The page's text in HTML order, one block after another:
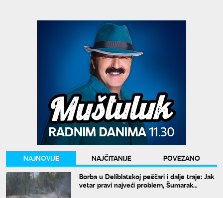
NAJNOVIJE NAJČITANIJE
POVEZANO
Borba u Deliblatskoj peščari i dalje traje: Jak
vetar pravi najveći problem, Šumarak